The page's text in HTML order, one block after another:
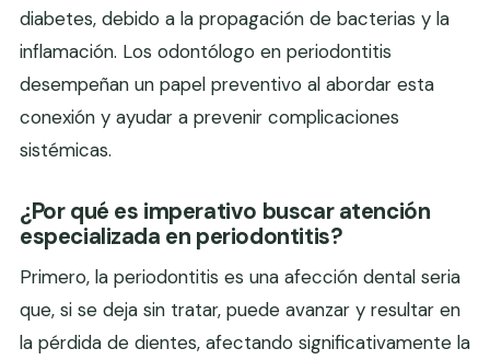
diabetes, debido a la propagación de bacterias y la
inflamación. Los odontólogo en periodontitis
desempeñan un papel preventivo al abordar esta
conexión y ayudar a prevenir complicaciones
sistémicas.
¿Por qué es imperativo buscar atención
especializada en periodontitis?
Primero, la periodontitis es una afección dental seria
que, si se deja sin tratar, puede avanzar y resultar en
la pérdida de dientes, afectando significativamente la